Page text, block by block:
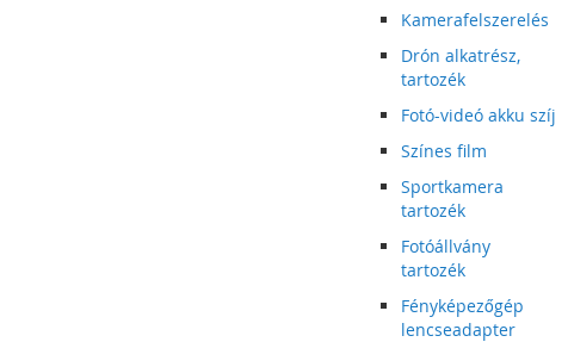
Kamerafelszerelés
Drón alkatrész,
tartozék
Fotó-videó akku szíj
Színes film
Sportkamera
tartozék
Fotóállvány
tartozék
Fényképezőgép
lencseadapter